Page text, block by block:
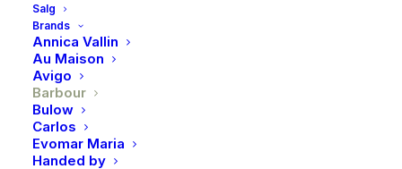
Salg
Brands
Annica Vallin
Au Maison
Avigo
Barbour
Bulow
Carlos
Evomar Maria
Handed by
Farge: Grønn
Utsolgt
Produktnummer
Kategorier